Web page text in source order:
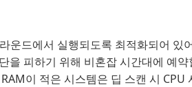
운드에서 실행되도록 최적화되어 있
을 피하기 위해 비혼잡 시간대에 예
이 적은 시스템은 딥 스캔 시 CPU